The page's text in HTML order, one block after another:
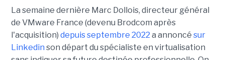
La semaine dernière Marc Dollois, directeur général
de VMware France (devenu Brodcom après
l'acquisition) depuis septembre 2022 a annoncé sur
Linkedin son départ du spécialiste en virtualisation